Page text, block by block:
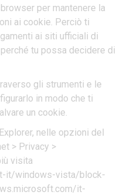
per mantenere la
ai cookie. Perciò ti
ai siti ufficiali di
tu possa decidere di
gli strumenti e le
in modo che ti
un cookie.
nelle opzioni del
> Privacy >
visita
it/windows-vista/block-
it-